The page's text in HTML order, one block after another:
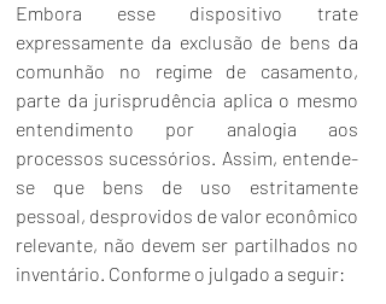
Embora esse dispositivo trate
expressamente da exclusão de bens da
comunhão no regime de casamento,
parte da jurisprudência aplica o mesmo
entendimento por analogia aos
processos sucessórios. Assim, entende-
se que bens de uso estritamente
pessoal, desprovidos de valor econômico
relevante, não devem ser partilhados no
inventário. Conforme o julgado a seguir: